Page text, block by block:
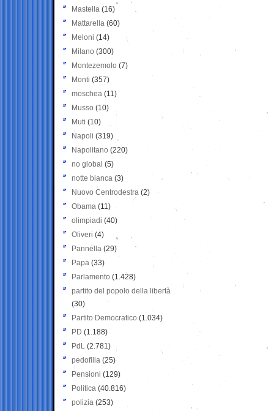
Mastella (16)
Mattarella (60)
Meloni (14)
Milano (300)
Montezemolo (7)
Monti (357)
moschea (11)
Musso (10)
Muti (10)
Napoli (319)
Napolitano (220)
no global (5)
notte bianca (3)
Nuovo Centrodestra (2)
Obama (11)
olimpiadi (40)
Oliveri (4)
Pannella (29)
Papa (33)
Parlamento (1.428)
partito del popolo della libertà
(30)
Partito Democratico (1.034)
PD (1.188)
PdL (2.781)
pedofilia (25)
Pensioni (129)
Politica (40.816)
polizia (253)